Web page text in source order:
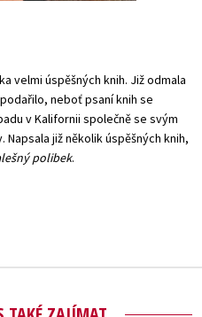
velmi úspěšných knih. Již odmala
neboť psaní knih se
v Kalifornii společně se svým
již několik úspěšných knih,
polibek.